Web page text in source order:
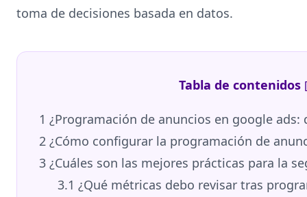
toma de decisiones basada en datos.
Tabla de contenidos [
1 ¿Programación de anuncios en google ads:
2 ¿Cómo configurar la programación de
3 ¿Cuáles son las mejores prácticas para la
3.1 ¿Qué métricas debo revisar tras